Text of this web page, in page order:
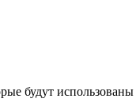
будут